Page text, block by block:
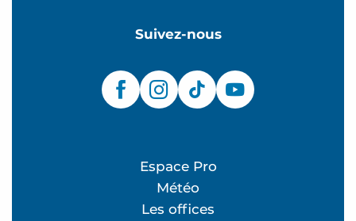
Suivez-nous
Espace Pro
Météo
Les offices